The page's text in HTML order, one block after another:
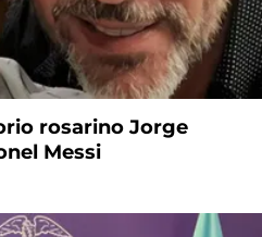
rosarino Jorge
Messi